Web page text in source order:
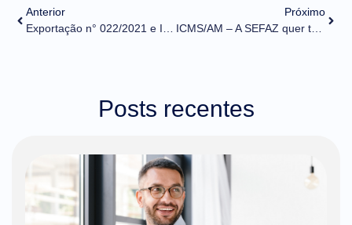
Anterior
Próximo
ICMS/AM – A SEFAZ quer te ouvir
Posts recentes